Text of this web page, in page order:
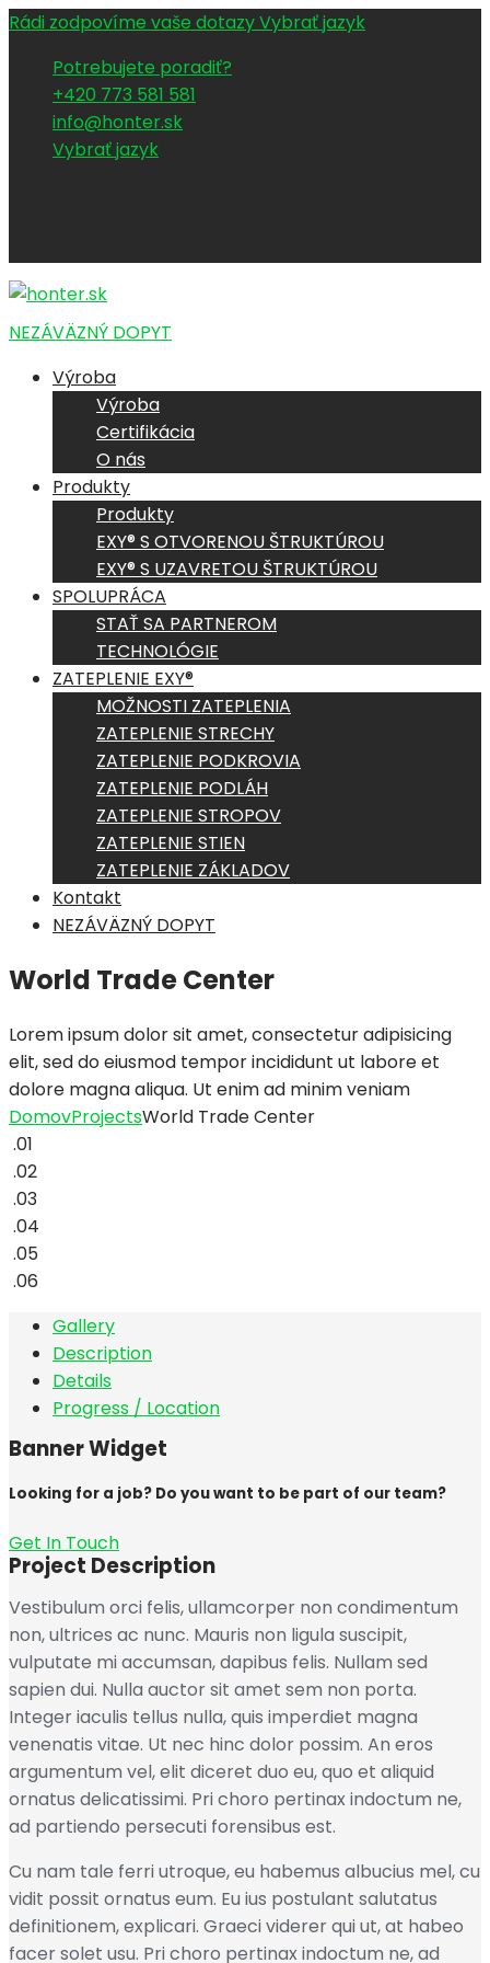
Rádi zodpovíme vaše dotazyVybrať jazyk
Potrebujete poradiť?
+420 773 581 581
info@honter.sk
Vybrať jazyk
NEZÁVÄZNÝ DOPYT
Výroba
Výroba
Certifikácia
O nás
Produkty
Produkty
EXY® S OTVORENOU ŠTRUKTÚROU
EXY® S UZAVRETOU ŠTRUKTÚROU
SPOLUPRÁCA
STAŤ SA PARTNEROM
TECHNOLÓGIE
ZATEPLENIE EXY®
MOŽNOSTI ZATEPLENIA
ZATEPLENIE STRECHY
ZATEPLENIE PODKROVIA
ZATEPLENIE PODLÁH
ZATEPLENIE STROPOV
ZATEPLENIE STIEN
ZATEPLENIE ZÁKLADOV
Kontakt
NEZÁVÄZNÝ DOPYT
World Trade Center
Lorem ipsum dolor sit amet, consectetur adipisicing
elit, sed do eiusmod tempor incididunt ut labore et
dolore magna aliqua. Ut enim ad minim veniam
DomovProjectsWorld Trade Center
.01
.02
.03
.04
.05
.06
Gallery
Description
Details
Progress / Location
Banner Widget
Looking for a job? Do you want to be part of our team?
Get In Touch
Project Description
Vestibulum orci felis, ullamcorper non condimentum
non, ultrices ac nunc. Mauris non ligula suscipit,
vulputate mi accumsan, dapibus felis. Nullam sed
sapien dui. Nulla auctor sit amet sem non porta.
Integer iaculis tellus nulla, quis imperdiet magna
venenatis vitae. Ut nec hinc dolor possim. An eros
argumentum vel, elit diceret duo eu, quo et aliquid
ornatus delicatissimi. Pri choro pertinax indoctum ne,
ad partiendo persecuti forensibus est.
Cu nam tale ferri utroque, eu habemus albucius mel, cu
vidit possit ornatus eum. Eu ius postulant salutatus
definitionem, explicari. Graeci viderer qui ut, at habeo
facer solet usu. Pri choro pertinax indoctum ne, ad